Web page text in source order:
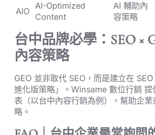
AIO
AI-Optimized
Content
AI 輔助內
容策略
台中品牌必學：SEO ×
內容策略
GEO 並非取代 SEO，而是建立在
進化版策略」。Winsame 數位行銷 提
表（以台中內容行銷為例），幫助企業
略。